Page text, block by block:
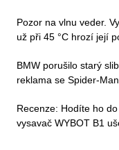
Pozor na vlnu veder.
už při 45 °C hrozí její
BMW porušilo starý
reklama se Spider-
Recenze: Hodíte ho
vysavač WYBOT B1